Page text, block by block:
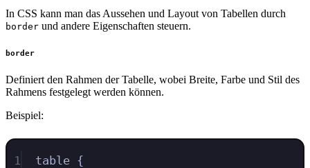
In CSS kann man das Aussehen und Layout von Tabellen durch
border und andere Eigenschaften steuern.
border
Definiert den Rahmen der Tabelle, wobei Breite, Farbe und Stil des
Rahmens festgelegt werden können.
Beispiel:
1 table {